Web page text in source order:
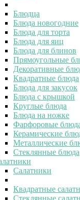
Блюдца
Блюда новогодние
Блюда для торта
Блюда для яиц
Блюда для блинов
Прямоугольные
Декоративные
Квадратные блюда
Блюда для закусок
Блюда с крышкой
Круглые блюда
Блюда на ножке
Фарфоровые
Керамические
Металлические
Стеклянные блюда
Салатники
Квадратные
Стеклянные